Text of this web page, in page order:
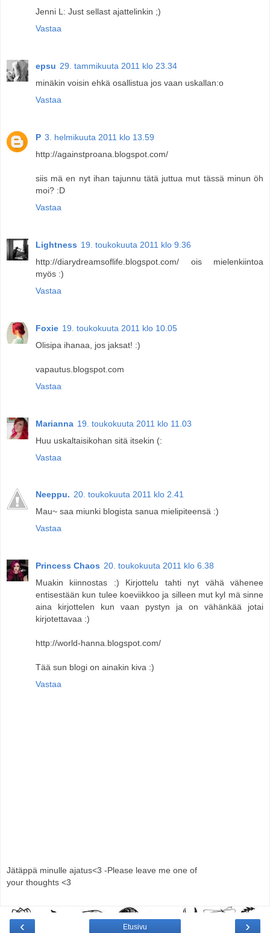
Jenni L: Just sellast ajattelinkin ;)
Vastaa
epsu 29. tammikuuta 2011 klo 23.34
minäkin voisin ehkä osallistua jos vaan uskallan:o
Vastaa
P 3. helmikuuta 2011 klo 13.59
http://againstproana.blogspot.com/
siis mä en nyt ihan tajunnu tätä juttua mut tässä minun öh
moi? :D
Vastaa
Lightness 19. toukokuuta 2011 klo 9.36
http://diarydreamsoflife.blogspot.com/ ois mielenkiintoa
myös :)
Vastaa
Foxie 19. toukokuuta 2011 klo 10.05
Olisipa ihanaa, jos jaksat! :)
vapautus.blogspot.com
Vastaa
Marianna 19. toukokuuta 2011 klo 11.03
Huu uskaltaisikohan sitä itsekin (:
Vastaa
Neeppu. 20. toukokuuta 2011 klo 2.41
Mau~ saa miunki blogista sanua mielipiteensä :)
Vastaa
Princess Chaos 20. toukokuuta 2011 klo 6.38
Muakin kiinnostas :) Kirjottelu tahti nyt vähä vähenee
entisestään kun tulee koeviikkoo ja silleen mut kyl mä sinne
aina kirjottelen kun vaan pystyn ja on vähänkää jotai
kirjotettavaa :)
http://world-hanna.blogspot.com/
Tää sun blogi on ainakin kiva :)
Vastaa
Jätäppä minulle ajatus<3 -Please leave me one of
your thoughts <3
‹ ›
Etusivu